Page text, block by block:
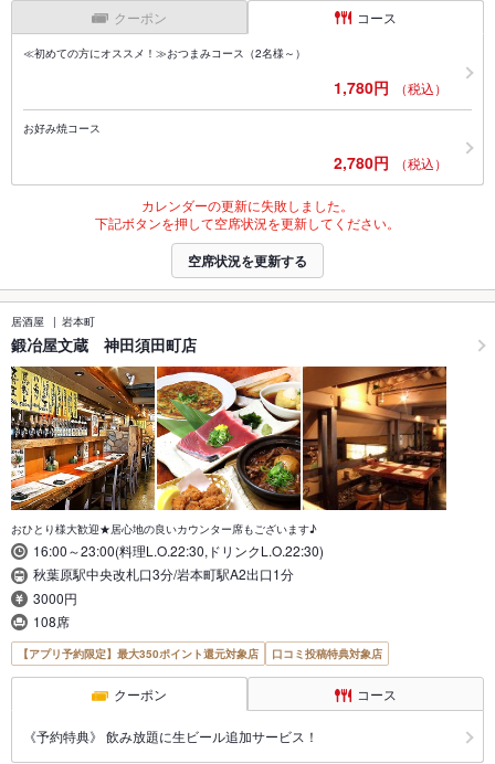
クーポン コース
≪初めての方にオススメ！≫おつまみコース（2名様～）
1,780円 （税込）
お好み焼コース
2,780円 （税込）
カレンダーの更新に失敗しました。
下記ボタンを押して空席状況を更新してください。
空席状況を更新する
居酒屋 岩本町
鍛冶屋文蔵 神田須田町店
おひとり様大歓迎★居心地の良いカウンター席もございます♪
16:00～23:00(料理L.O.22:30,ドリンクL.O.22:30)
秋葉原駅中央改札口3分/岩本町駅A2出口1分
3000円
108席
【アプリ予約限定】最大350ポイント還元対象店 口コミ投稿特典対象店
クーポン コース
《予約特典》 飲み放題に生ビール追加サービス！